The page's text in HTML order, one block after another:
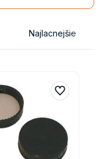
Najlacnejšie